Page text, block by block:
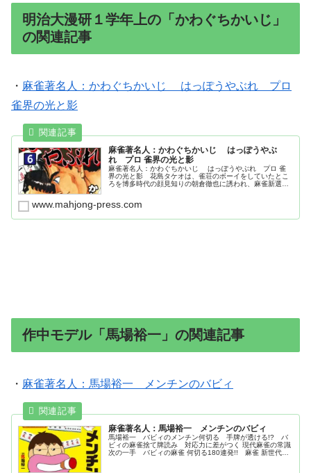
明治大漫研１学年上の「かわぐちかいじ」
の関連記事
・ 麻雀著名人：かわぐちかいじ はっぽうやぶれ プロ
雀界の光と影
麻雀著名人：かわぐちかいじ はっぽうやぶ
れ プロ 雀界の光と影
麻雀著名人：かわぐちかいじ はっぽうやぶれ プロ 雀
界の光と影 花島タケオは、雀荘のボーイをしていたとこ
ろを博多時代の顔見知りの朝倉徹也に誘われ、麻雀新選組
www.mahjong-press.com
作中モデル「馬場裕一」の関連記事
・ 麻雀著名人：馬場裕一 メンチンのバビィ
麻雀著名人：馬場裕一 メンチンのバビィ
馬場裕一 バビィのメンチン何切る 手牌が透ける!? バ
ビィの麻雀捨て牌読み 対応力に差がつく 現代麻雀の常識
次の一手 バビィの麻雀 何切る180連発!! 麻雀 新世代の